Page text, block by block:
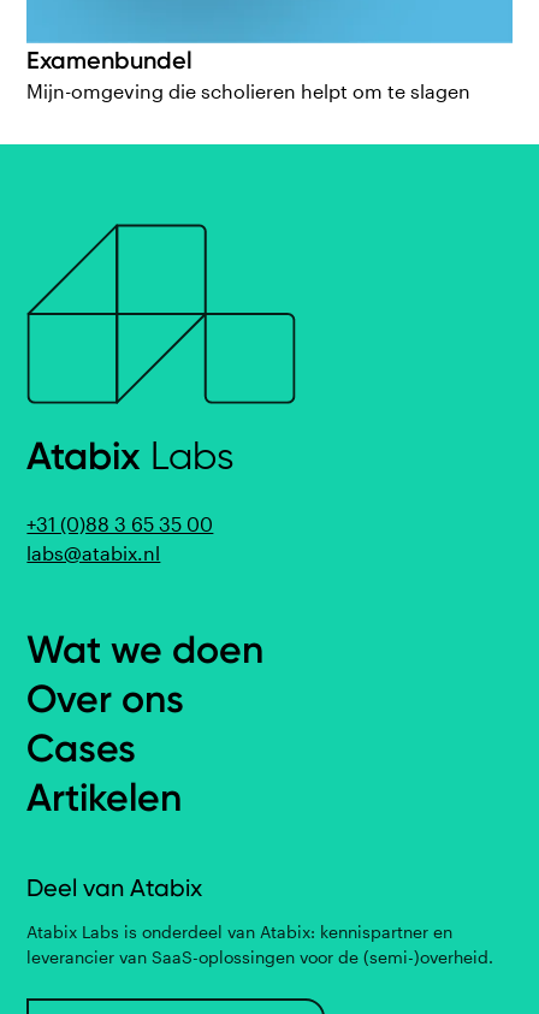
Examenbundel
Mijn-omgeving die scholieren helpt om te slagen
Atabix Labs
+31 (0)88 3 65 35 00
labs@atabix.nl
Wat we doen
Over ons
Cases
Artikelen
Deel van Atabix
Atabix Labs is onderdeel van Atabix: kennispartner en
leverancier van SaaS-oplossingen voor de (semi-)overheid.